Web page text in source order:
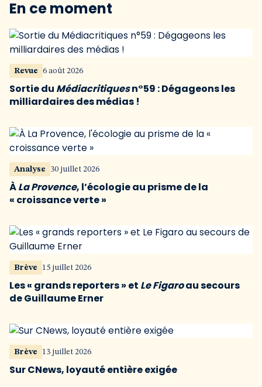
En ce moment
Revue 6 août 2026
Sortie du Médiacritiquesn°59 : Dégageons les
milliardaires des médias !
Analyse 30 juillet 2026
ÀLa Provence, l’écologie au prisme de la
« croissance verte »
Brève 15 juillet 2026
Les « grands reporters » et Le Figaroau secours
de Guillaume Erner
Brève 13 juillet 2026
Sur CNews, loyauté entière exigée